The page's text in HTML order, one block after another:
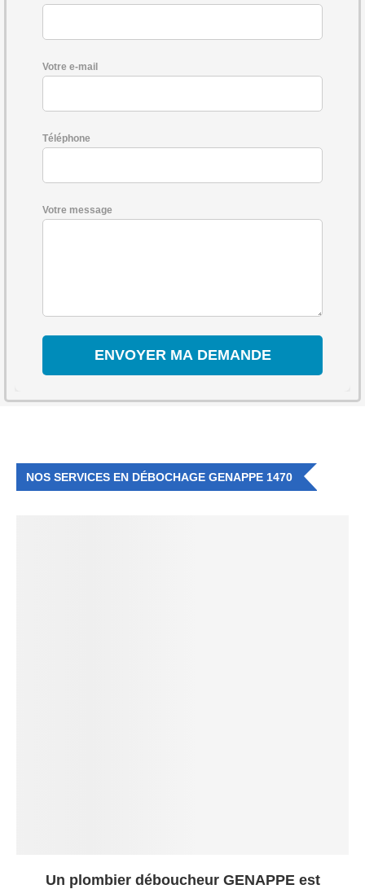
Votre e-mail
Téléphone
Votre message
NOS SERVICES EN DÉBOCHAGE GENAPPE 1470
Un plombier déboucheur GENAPPE est